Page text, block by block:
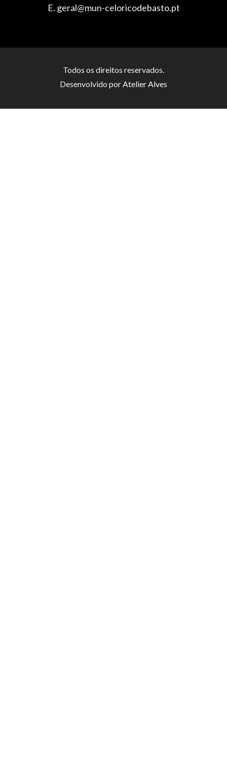
E. geral@mun-celoricodebasto.pt
Todos os direitos reservados.
Desenvolvido porAtelier Alves